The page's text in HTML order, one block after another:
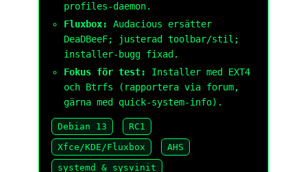
profiles-daemon.
Fluxbox: Audacious ersätter
DeaDBeeF; justerad toolbar/stil;
installer-bugg fixad.
Fokus för test: Installer med EXT4
och Btrfs (rapportera via forum,
gärna med quick-system-info).
Debian 13
RC1
Xfce/KDE/Fluxbox
AHS
systemd & sysvinit